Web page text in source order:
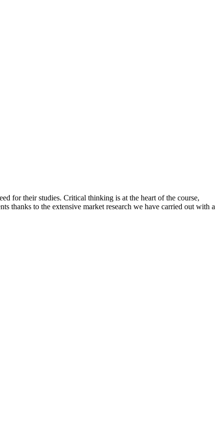
for their studies. Critical thinking is at the heart of the course,
thanks to the extensive market research we have carried out with a